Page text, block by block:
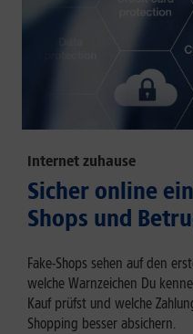
Internet zuhause
Sicher online
Shops und
Fake-Shops sehen auf den
welche Warnzeichen Du
Kauf prüfst und welche
Shopping besser absichern.